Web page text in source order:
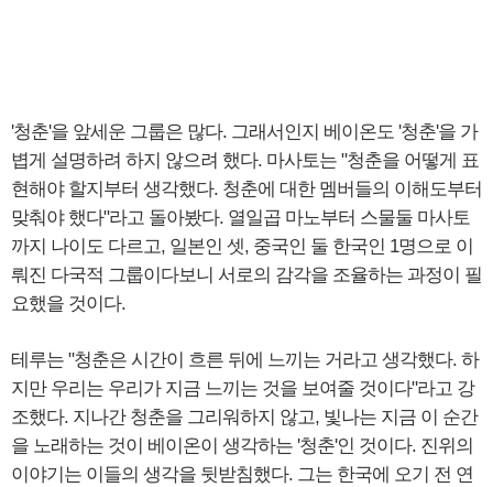
'청춘'을 앞세운 그룹은 많다. 그래서인지 베이온도 '청춘'을 가
볍게 설명하려 하지 않으려 했다. 마사토는 "청춘을 어떻게 표
현해야 할지부터 생각했다. 청춘에 대한 멤버들의 이해도부터
맞춰야 했다"라고 돌아봤다. 열일곱 마노부터 스물둘 마사토
까지 나이도 다르고, 일본인 셋, 중국인 둘 한국인 1명으로 이
뤄진 다국적 그룹이다보니 서로의 감각을 조율하는 과정이 필
요했을 것이다.
테루는 "청춘은 시간이 흐른 뒤에 느끼는 거라고 생각했다. 하
지만 우리는 우리가 지금 느끼는 것을 보여줄 것이다"라고 강
조했다. 지나간 청춘을 그리워하지 않고, 빛나는 지금 이 순간
을 노래하는 것이 베이온이 생각하는 '청춘'인 것이다. 진위의
이야기는 이들의 생각을 뒷받침했다. 그는 한국에 오기 전 연